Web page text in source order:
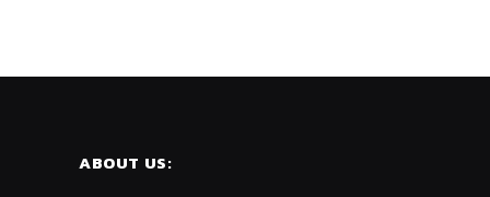
ABOUT US: